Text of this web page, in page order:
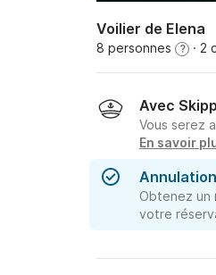
Voilier de Elena
8 personnes ? · 2
Avec
Vous serez
En savoir
Obtenez un
votre